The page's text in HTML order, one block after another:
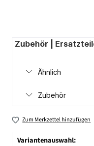
Zubehör |
Ähnlich
Zubehör
Zum Merkzettel hinzufügen
Variantenauswahl: